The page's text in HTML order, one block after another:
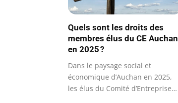
Quels sont les droits des
membres élus du CE Auchan
en 2025 ?
Dans le paysage social et
économique d’Auchan en 2025,
les élus du Comité d’Entreprise